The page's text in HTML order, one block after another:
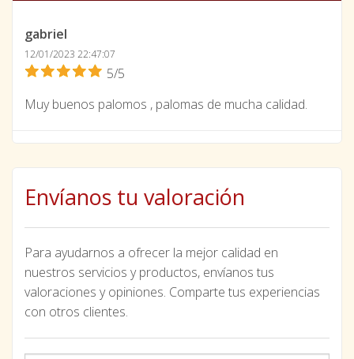
gabriel
12/01/2023 22:47:07
5/5
Muy buenos palomos , palomas de mucha calidad.
Envíanos tu valoración
Para ayudarnos a ofrecer la mejor calidad en
nuestros servicios y productos, envíanos tus
valoraciones y opiniones. Comparte tus experiencias
con otros clientes.